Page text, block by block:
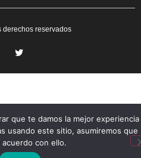
derechos reservados
que te damos la mejor experiencia
usando este sitio, asumiremos que
con ello.